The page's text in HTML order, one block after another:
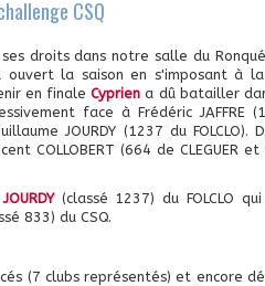
CSQ
droits dans notre salle du
a ouvert la saison en s'imposant à
en finaleCypriena dû batailler
face à Frédéric JAFFRE
JOURDY (1237 du FOLCLO).
COLLOBERT (664 de CLEGUER et
(classé 1237) du FOLCLO
833) du CSQ.
(7 clubs représentés) et encore